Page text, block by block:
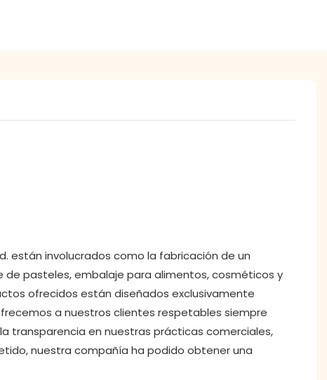
están involucrados como la fabricación de un
pasteles, embalaje para alimentos, cosméticos y
ofrecidos están diseñados exclusivamente
a nuestros clientes respetables siempre
transparencia en nuestras prácticas comerciales,
nuestra compañía ha podido obtener una